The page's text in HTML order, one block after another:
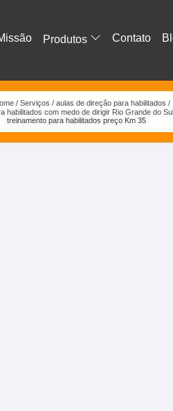
Produtos Contato
Serviços
aulas de direção para habilitados
habilitados com medo de dirigir Rio Grande do Sul
treinamento para habilitados preço Km 35